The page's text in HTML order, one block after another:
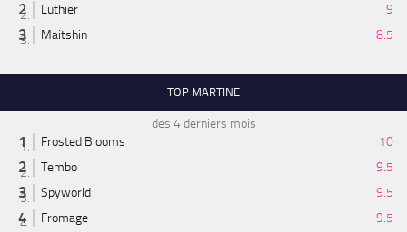
Luthier
9
Maitshin
8.5
TOP MARTINE
des 4 derniers mois
Frosted Blooms
10
Tembo
9.5
Spyworld
9.5
Fromage
9.5